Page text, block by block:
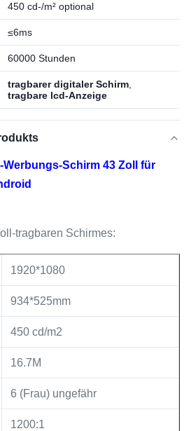
450 cd-/m² optional
≤6ms
60000 Stunden
tragbarer digitaler Schirm
tragbare lcd-Anzeige
Werbungs-Schirm 43 Zoll für
tragbaren Schirmes:
1920*1080
934*525mm
450 cd/m2
16.7M
6 (Frau) ungefähr
1200:1